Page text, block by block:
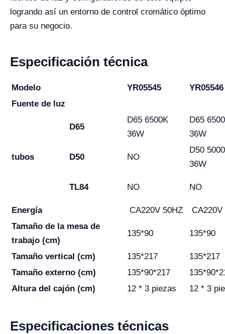
logrando así un entorno de control cromático óptimo
para su negocio.
Especificación técnica
Modelo YR05545
YR05546
Fuente de luz
tubos
D65
D65 6500K
36W
D65
36W
D50 NO
D50
36W
TL84 NO NO
Energía CA220V 50HZ
CA220V
Tamaño de la mesa de
trabajo (cm)
135*90 135*90
Tamaño vertical (cm) 135*217
135*217
Tamaño externo (cm)
135*90*217
Altura del cajón (cm)
12 * 3 piezas 12 * 3
Especificaciones técnicas